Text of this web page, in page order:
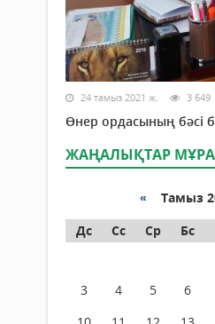
24 тамыз 2021 ж. 3 649
Өнер ордасының бәсі
ЖАҢАЛЫҚТАР
« Тамыз
Дс
Сс Ср Бс
3
4 5 6